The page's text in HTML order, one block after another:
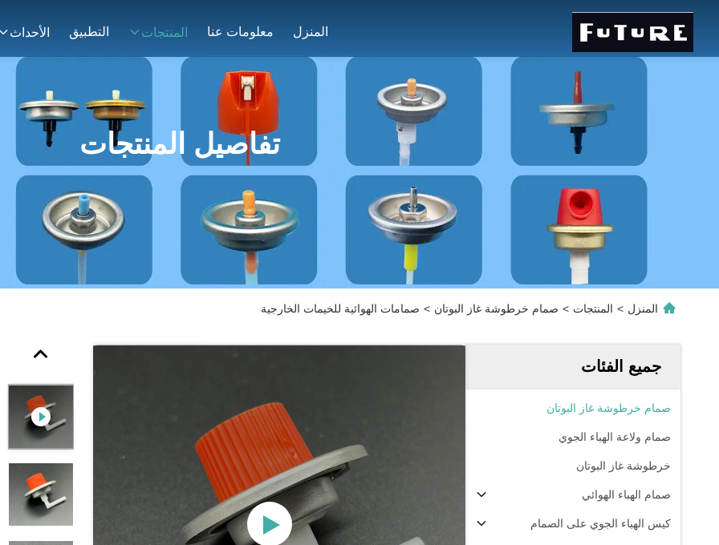
المنزل معلومات عنا المنتجات التطبيق الأحداث
تفاصيل المنتجات
المنزل > المنتجات > صمام خرطوشة غاز البوتان > صمامات الهوائية للخيمات الخارجية
جميع الفئات
صمام خرطوشة غاز البوتان
صمام ولاعة الهباء الجوي
خرطوشة غاز البوتان
صمام الهباء الهوائي
كيس الهباء الجوي على الصمام